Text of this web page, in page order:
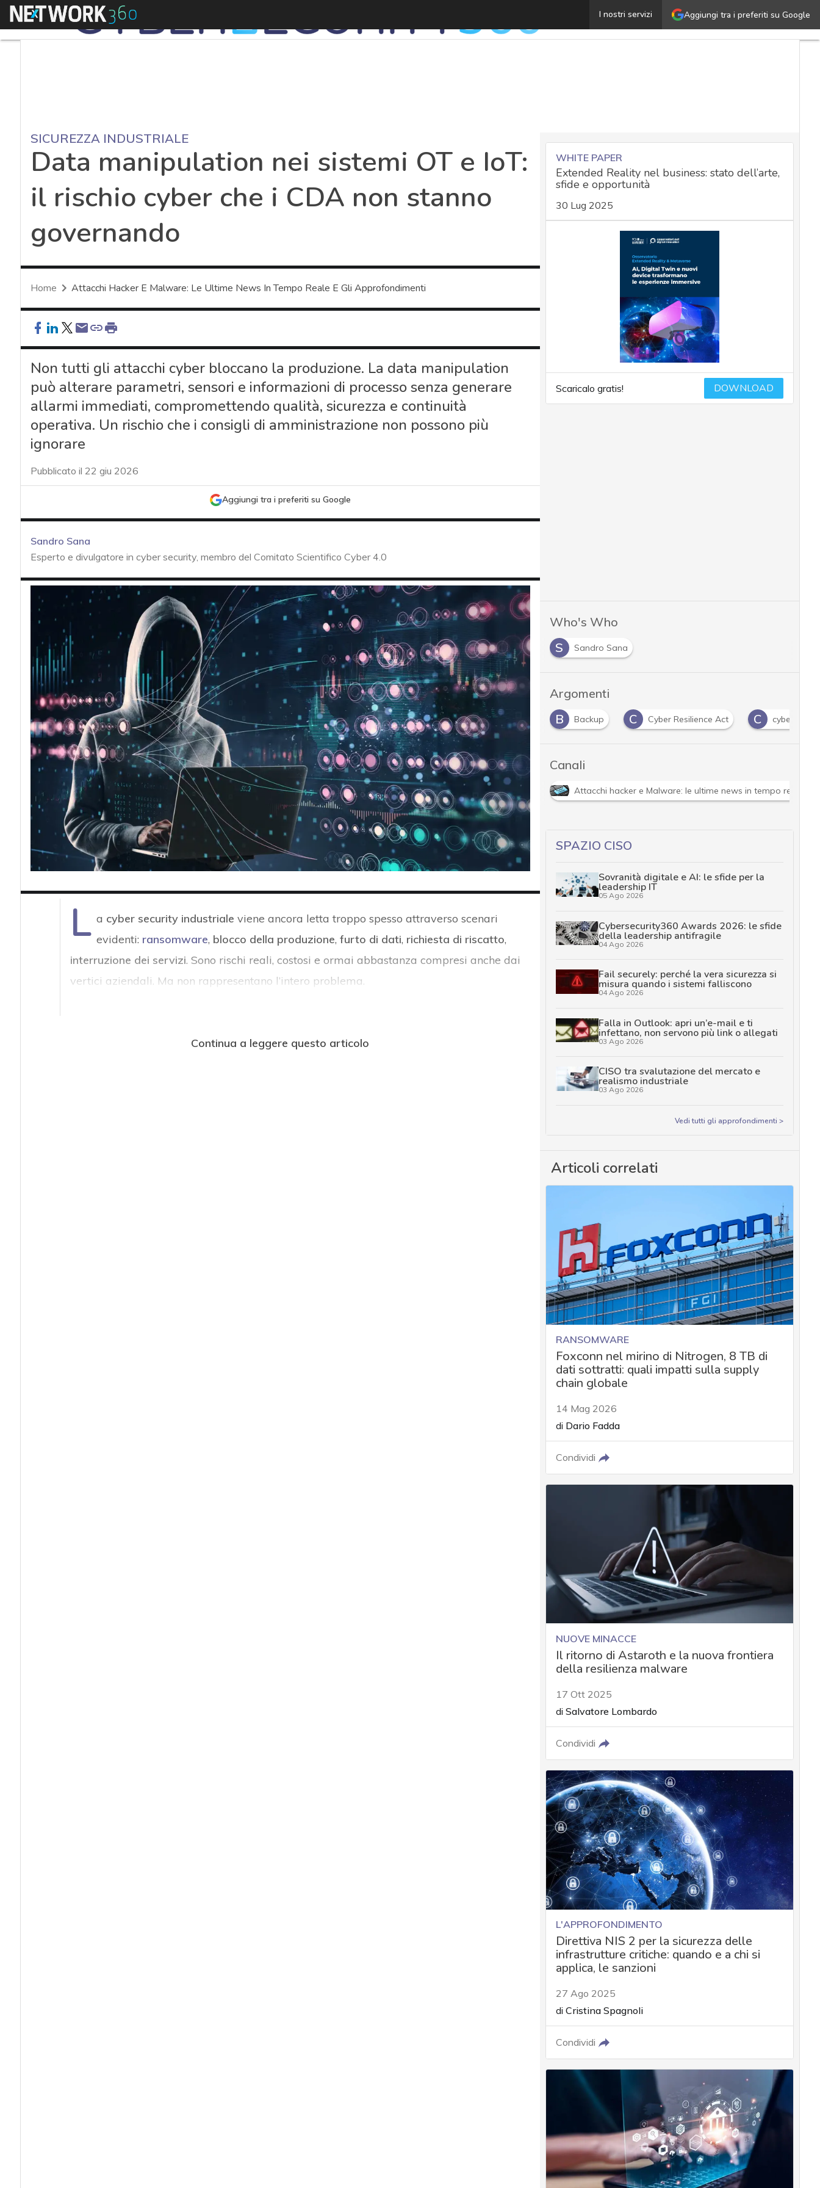
Aggiungi tra i preferiti su Google
I nostri servizi
Menu Data manipulation nei sistemi OT e IoT: il rischio cyber
SICUREZZA INDUSTRIALE
Data manipulation nei sistemi OT e IoT:
il rischio cyber che i CDA non stanno
governando
Home Attacchi Hacker E Malware: Le Ultime News In Tempo Reale E Gli Approfondimenti
Non tutti gli attacchi cyber bloccano la produzione. La data manipulation
può alterare parametri, sensori e informazioni di processo senza generare
allarmi immediati, compromettendo qualità, sicurezza e continuità
operativa. Un rischio che i consigli di amministrazione non possono più
ignorare
Pubblicato il 22 giu 2026
Aggiungi tra i preferiti su Google
Sandro Sana
Esperto e divulgatore in cyber security, membro del Comitato Scientifico Cyber 4.0
L a cyber security industriale viene ancora letta troppo spesso attraverso scenari
evidenti: ransomware, blocco della produzione, furto di dati, richiesta di riscatto,
interruzione dei servizi. Sono rischi reali, costosi e ormai abbastanza compresi anche dai
vertici aziendali. Ma non rappresentano l’intero problema.
Continua a leggere questo articolo
WHITE PAPER
Extended Reality nel business: stato dell’arte,
sfide e opportunità
30 Lug 2025
Scaricalo gratis! DOWNLOAD
Who's Who
S
Sandro Sana
Argomenti
A
Applicazioni B Backup C Cyber Resilience Act C cyber risk D Direttiva
Canali
Attacchi hacker e Malware: le ultime news in tempo reale e
SPAZIO CISO
Sovranità digitale e AI: le sfide per la
leadership IT
05 Ago 2026
Cybersecurity360 Awards 2026: le sfide
della leadership antifragile
04 Ago 2026
Fail securely: perché la vera sicurezza si
misura quando i sistemi falliscono
04 Ago 2026
Falla in Outlook: apri un’e-mail e ti
infettano, non servono più link o allegati
03 Ago 2026
CISO tra svalutazione del mercato e
realismo industriale
03 Ago 2026
Vedi tutti gli approfondimenti >
Articoli correlati
RANSOMWARE
Foxconn nel mirino di Nitrogen, 8 TB di
dati sottratti: quali impatti sulla supply
chain globale
14 Mag 2026
di Dario Fadda
Condividi
NUOVE MINACCE
Il ritorno di Astaroth e la nuova frontiera
della resilienza malware
17 Ott 2025
di Salvatore Lombardo
Condividi
L'APPROFONDIMENTO
Direttiva NIS 2 per la sicurezza delle
infrastrutture critiche: quando e a chi si
applica, le sanzioni
27 Ago 2025
di Cristina Spagnoli
Condividi